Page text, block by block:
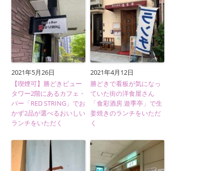
2021年5月26日
【喫煙可】勝どきビュー
タワー2階にあるカフェ・
バー「RED STRING」でお
かず2品が選べるおいしい
ランチをいただく
2021年4月12日
勝どきで看板が気になっ
ていた街の洋食屋さん
「食彩酒房 遊季亭」で生
姜焼きのランチをいただ
く